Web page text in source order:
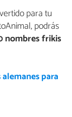
para tu
podrás
nombres frikis
para